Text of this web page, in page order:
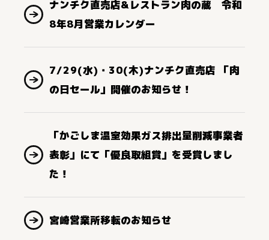
ナンチク直売店&レストラン肉の蔵 令和
8年8月営業カレンダー
7/29(水)・30(木)ナンチク直売店 「肉
の日セール」開催のお知らせ！
「かごしま温室効果ガス排出量削減事業者
表彰」にて「優良取組賞」を受賞しまし
た！
宮崎営業所移転のお知らせ